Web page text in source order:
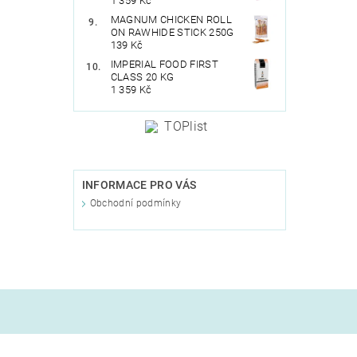
MAGNUM CHICKEN ROLL
ON RAWHIDE STICK 250G
139 Kč
IMPERIAL FOOD FIRST
CLASS 20 KG
1 359 Kč
INFORMACE PRO VÁS
Obchodní podmínky